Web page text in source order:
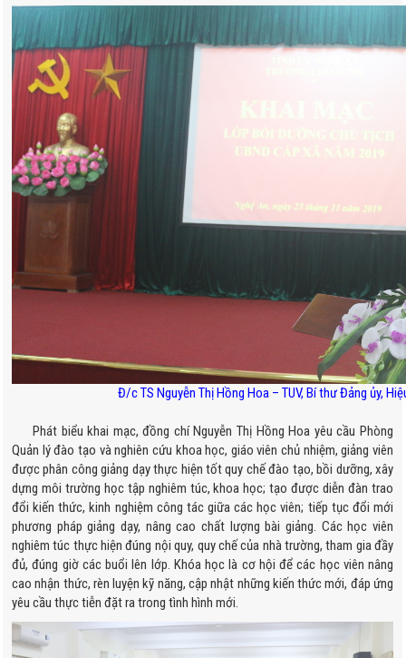
Đ/c TS Nguyễn Thị Hồng Hoa – TUV, Bí thư Đảng ủy,
Phát biểu khai mạc, đồng chí Nguyễn Thị Hồng Hoa yêu cầu Phòng
Quản lý đào tạo và nghiên cứu khoa học, giáo viên chủ nhiệm, giảng viên
được phân công giảng dạy thực hiện tốt quy chế đào tạo, bồi dưỡng, xây
dựng môi trường học tập nghiêm túc, khoa học; tạo được diễn đàn trao
đổi kiến thức, kinh nghiệm công tác giữa các học viên; tiếp tục đổi mới
phương pháp giảng dạy, nâng cao chất lượng bài giảng. Các học viên
nghiêm túc thực hiện đúng nội quy, quy chế của nhà trường, tham gia đầy
đủ, đúng giờ các buổi lên lớp. Khóa học là cơ hội để các học viên nâng
cao nhận thức, rèn luyện kỹ năng, cập nhật những kiến thức mới, đáp ứng
yêu cầu thực tiễn đặt ra trong tình hình mới.